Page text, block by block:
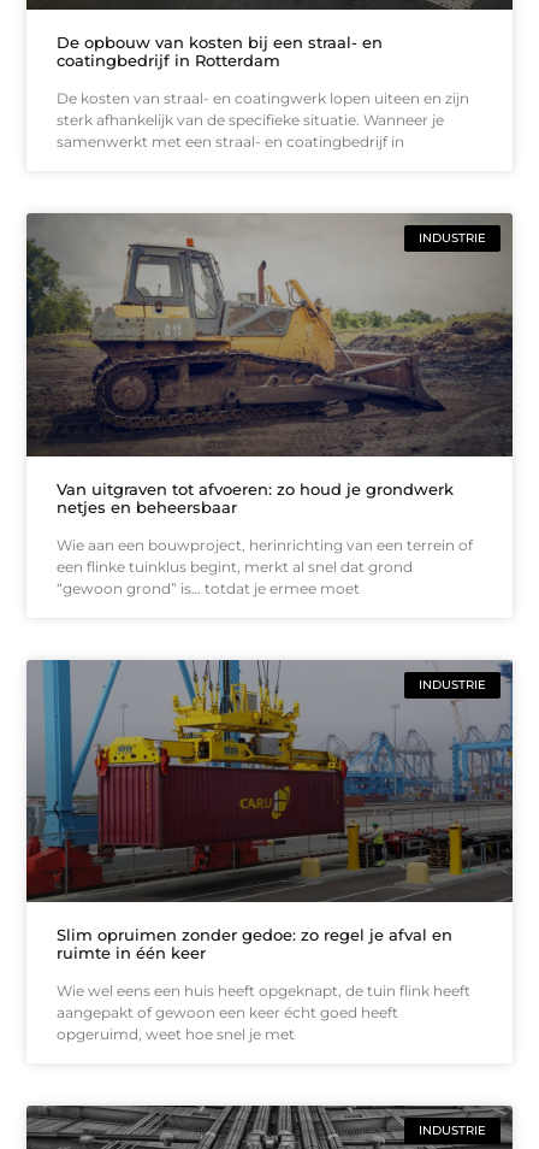
De opbouw van kosten bij een straal- en
coatingbedrijf in Rotterdam
De kosten van straal- en coatingwerk lopen uiteen en zijn
sterk afhankelijk van de specifieke situatie. Wanneer je
samenwerkt met een straal- en coatingbedrijf in
INDUSTRIE
Van uitgraven tot afvoeren: zo houd je grondwerk
netjes en beheersbaar
Wie aan een bouwproject, herinrichting van een terrein of
een flinke tuinklus begint, merkt al snel dat grond
“gewoon grond” is… totdat je ermee moet
INDUSTRIE
Slim opruimen zonder gedoe: zo regel je afval en
ruimte in één keer
Wie wel eens een huis heeft opgeknapt, de tuin flink heeft
aangepakt of gewoon een keer écht goed heeft
opgeruimd, weet hoe snel je met
INDUSTRIE